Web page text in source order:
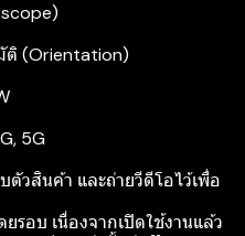
ติ (Orientation)
5G
วสินค้า และถ่ายวีดีโอไว้เพื่อ
รอบ เนื่องจากเปิดใช้งานแล้ว